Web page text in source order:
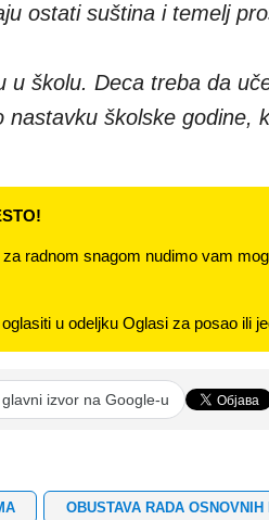
ostati suština i temelj
u školu. Deca treba da
nastavku školske godine,
radnom snagom nudimo vam
u odeljku Oglasi za posao ili
izvor na Google-u
OBUSTAVA RADA